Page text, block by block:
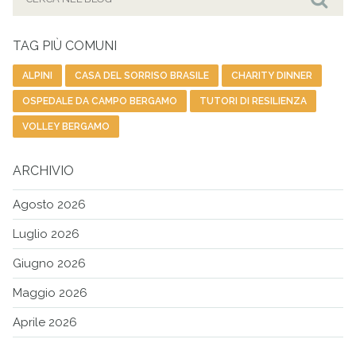
TAG PIÙ COMUNI
ALPINI CASA DEL SORRISO BRASILE CHARITY DINNER
OSPEDALE DA CAMPO BERGAMO TUTORI DI RESILIENZA
VOLLEY BERGAMO
ARCHIVIO
Agosto 2026
Luglio 2026
Giugno 2026
Maggio 2026
Aprile 2026